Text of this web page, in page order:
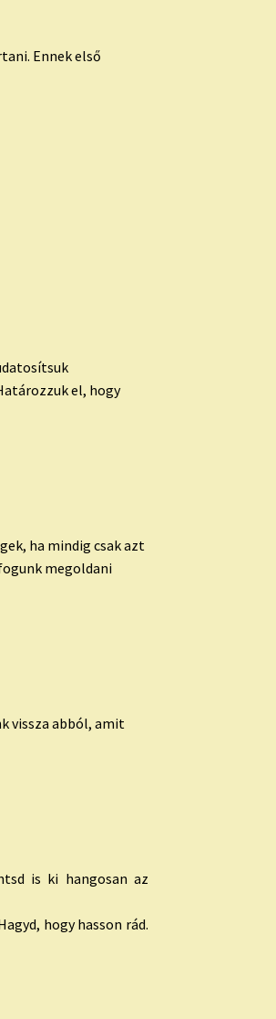
Ennek első
el, hogy
ha mindig csak azt
megoldani
vissza abból, amit
is ki hangosan az
hogy hasson rád.